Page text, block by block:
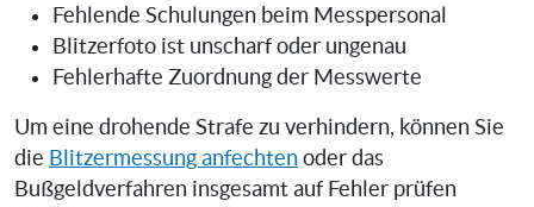
Fehlende Schulungen beim Messpersonal
Blitzerfoto ist unscharf oder ungenau
Fehlerhafte Zuordnung der Messwerte
Um eine drohende Strafe zu verhindern, können Sie
die Blitzermessung anfechten oder das
Bußgeldverfahren insgesamt auf Fehler prüfen